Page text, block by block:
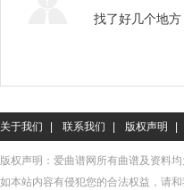
关于我们 联系我们 版权声明
版权声明：爱曲谱网所有曲谱及资料
如本站内容有侵犯您的合法权益，请